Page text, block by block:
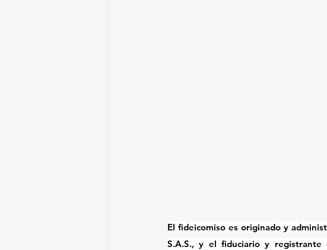
El fideicomiso es originado y
S.A.S., y el fiduciario y registrante